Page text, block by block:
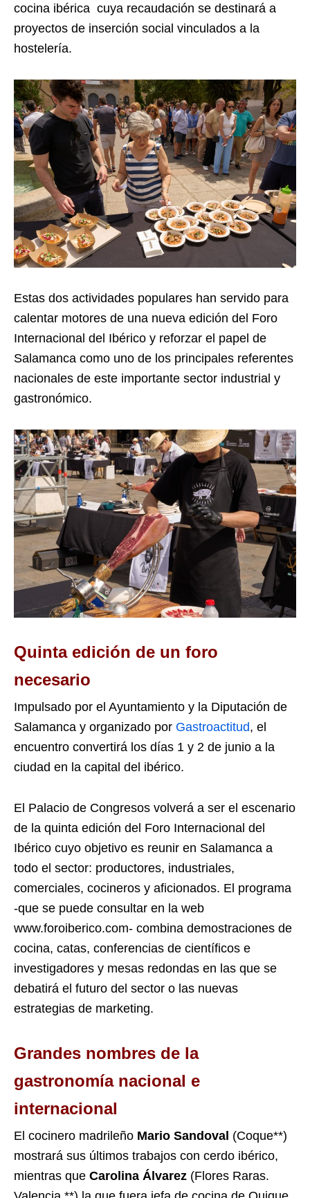
cocina ibérica cuya recaudación se destinará a
proyectos de inserción social vinculados a la
hostelería.
Estas dos actividades populares han servido para
calentar motores de una nueva edición del Foro
Internacional del Ibérico y reforzar el papel de
Salamanca como uno de los principales referentes
nacionales de este importante sector industrial y
gastronómico.
Quinta edición de un foro
necesario
Impulsado por el Ayuntamiento y la Diputación de
Salamanca y organizado por Gastroactitud, el
encuentro convertirá los días 1 y 2 de junio a la
ciudad en la capital del ibérico.
El Palacio de Congresos volverá a ser el escenario
de la quinta edición del Foro Internacional del
Ibérico cuyo objetivo es reunir en Salamanca a
todo el sector: productores, industriales,
comerciales, cocineros y aficionados. El programa
-que se puede consultar en la web
www.foroiberico.com- combina demostraciones de
cocina, catas, conferencias de científicos e
investigadores y mesas redondas en las que se
debatirá el futuro del sector o las nuevas
estrategias de marketing.
Grandes nombres de la
gastronomía nacional e
internacional
El cocinero madrileño Mario Sandoval (Coque**)
mostrará sus últimos trabajos con cerdo ibérico,
mientras que Carolina Álvarez (Flores Raras.